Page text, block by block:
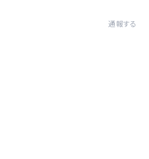
通報する